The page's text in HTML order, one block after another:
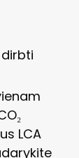
LCA